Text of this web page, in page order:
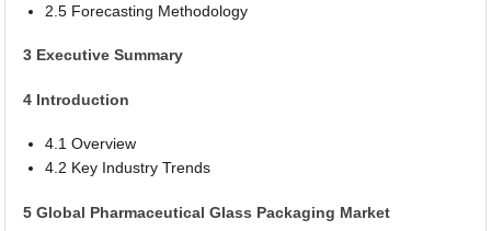
2.5 Forecasting Methodology
3 Executive Summary
4 Introduction
4.1 Overview
4.2 Key Industry Trends
5 Global Pharmaceutical Glass Packaging Market